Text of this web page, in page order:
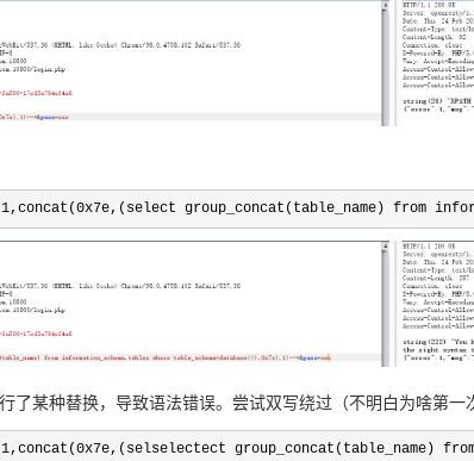
group_concat(table_name) from
了某种替换，导致语法错误。尝试双写绕过（不明白为啥第一
group_concat(table_name)